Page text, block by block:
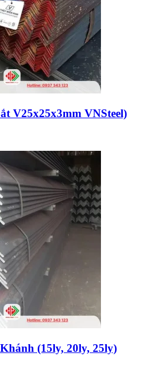
V25x25x3mm VNSteel)
(15ly, 20ly, 25ly)